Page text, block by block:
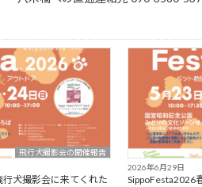
飛行犬撮影会の開催報告
行犬撮影会に来てくれた
2026年6月29日
SippoFesta2026